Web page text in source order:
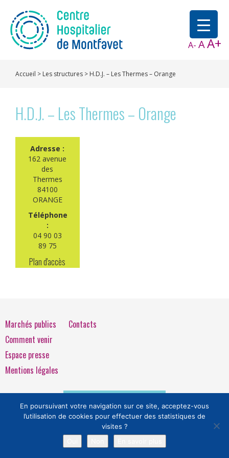
A- AA+
Accueil > Les structures > H.D.J. – Les Thermes – Orange
H.D.J. – Les Thermes – Orange
Adresse :
162 avenue
des
Thermes
84100
ORANGE
Téléphone
:
04 90 03
89 75
Plan d'accès
Marchés publics
Contacts
Comment venir
Espace presse
Mentions légales
En poursuivant votre navigation sur ce site, acceptez-vous
l’utilisation de cookies pour effectuer des statistiques de
visites ?